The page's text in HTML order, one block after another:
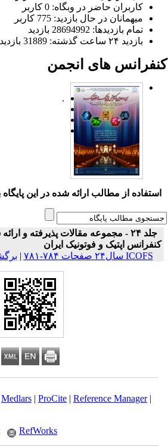
کاربران حاضر در وبگاه: 0 کاربر
میهمانان در حال بازدید: 775 کاربر
تمام بازدید‌ها: 28694992 بازدید
بازدید ۲۴ ساعت گذشته: 31889 بازدید
های انجمن
.
استفاده از مطالب ارائه شده در این پایگاه
جلد ۲۴ - مجموعه مقالات پذیرفته و
کنفرانس اپتیک و فوتونیک ایران
ICOFS سال۲۴ صفحات ۷۸۴-۷۸۱
|
|Medlars|ProCite|Reference Manager
RefWorks